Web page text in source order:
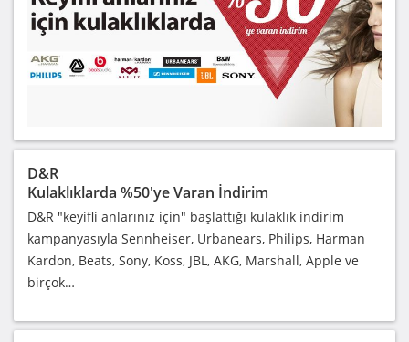
D&R
Kulaklıklarda %50'ye Varan İndirim
D&R "keyifli anlarınız için" başlattığı kulaklık indirim
kampanyasıyla Sennheiser, Urbanears, Philips, Harman
Kardon, Beats, Sony, Koss, JBL, AKG, Marshall, Apple ve
birçok…